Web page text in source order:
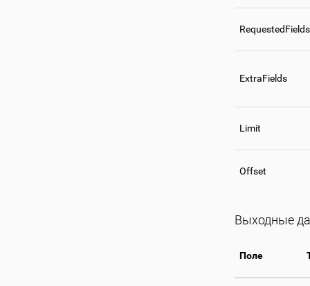
RequestedFields
ExtraFields
Limit
Offset
Выходные
Поле